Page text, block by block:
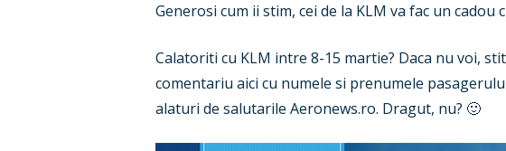
Generosi cum ii stim, cei de la KLM va fac un cadou
Calatoriti cu KLM intre 8-15 martie? Daca nu voi,
comentariu aici cu numele si prenumele
alaturi de salutarile Aeronews.ro. Dragut, nu? 🙂